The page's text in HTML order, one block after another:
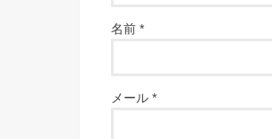
名前 *
メール *